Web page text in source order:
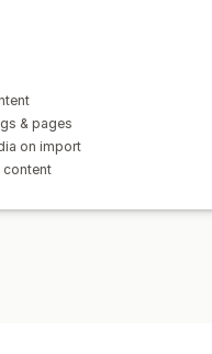
& pages
on import
content